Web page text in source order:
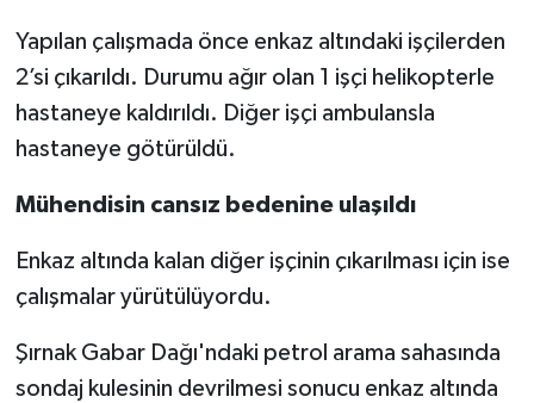
Yapılan çalışmada önce enkaz altındaki işçilerden
2’si çıkarıldı. Durumu ağır olan 1 işçi helikopterle
hastaneye kaldırıldı. Diğer işçi ambulansla
hastaneye götürüldü.
Mühendisin cansız bedenine ulaşıldı
Enkaz altında kalan diğer işçinin çıkarılması için ise
çalışmalar yürütülüyordu.
Şırnak Gabar Dağı'ndaki petrol arama sahasında
sondaj kulesinin devrilmesi sonucu enkaz altında